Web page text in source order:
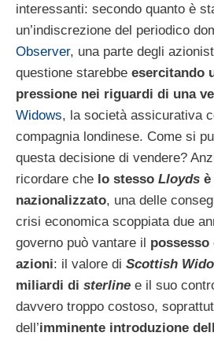
interessanti: secondo quanto è
un’indiscrezione del periodico
Observer, una parte degli
questione starebbe esercitando
pressione nei riguardi di una
Widows, la società assicurativa
compagnia londinese. Come si
questa decisione di vendere?
ricordare che lo stesso Lloyds
nazionalizzato, una delle
crisi economica scoppiata due
governo può vantare il possesso
azioni: il valore di Scottish
miliardi di sterline e il suo
davvero troppo costoso,
dell’imminente introduzione